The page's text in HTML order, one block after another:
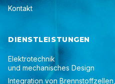
Kontakt
DIENSTLEISTUNGEN
Elektrotechnik
und mechanisches Design
Integration von Brennstoffzellen,